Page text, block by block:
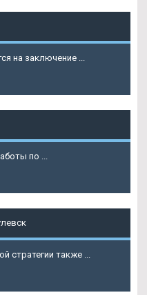
на заключение ...
по ...
стратегии также ...